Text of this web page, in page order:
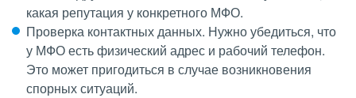
какая репутация у конкретного МФО.
Проверка контактных данных. Нужно убедиться, что
у МФО есть физический адрес и рабочий телефон.
Это может пригодиться в случае возникновения
спорных ситуаций.